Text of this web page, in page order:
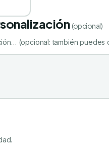
(opcional)
(opcional: también puedes